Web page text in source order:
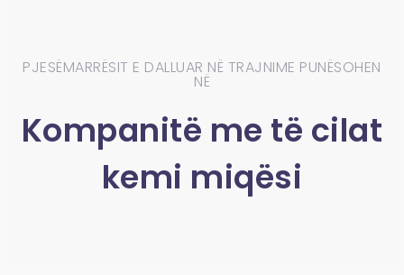
PJESËMARRËSIT E DALLUAR NË TRAJNIME PUNËSOHEN
NË​
Kompanitë me të cilat
kemi miqësi